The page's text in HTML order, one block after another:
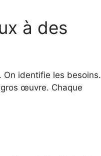
à des
. On identifie les besoins.
œuvre. Chaque